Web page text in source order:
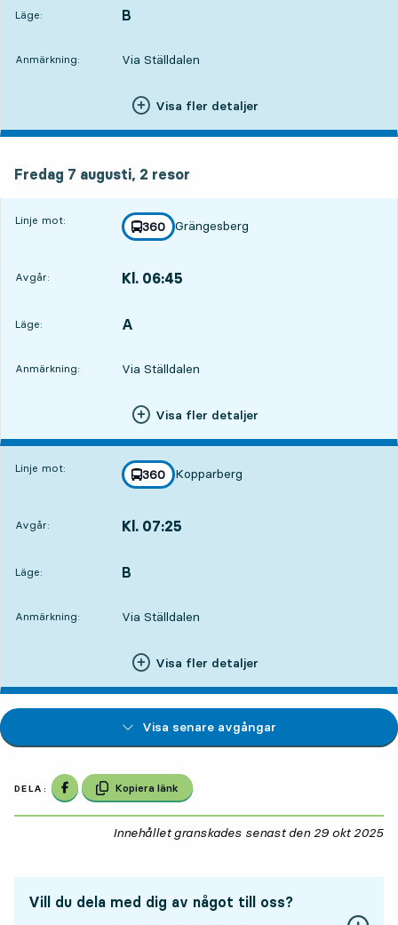
Läge:
LÄGE, B
,
Anmärkning: Via Ställdalen
Visa fler detaljer
Fredag 7 augusti, 2 resor
Linje mot: linje
360
mot
Grängesberg
,
Avgår: Kl. 06:45
Läge:
LÄGE, A
,
Anmärkning: Via Ställdalen
Visa fler detaljer
Linje mot: linje
360
mot
Kopparberg
,
Avgår: Kl. 07:25
Läge:
LÄGE, B
,
Anmärkning: Via Ställdalen
Visa fler detaljer
Visa senare avgångar
DELA: Dela på Facebook
Kopiera länk
Innehållet granskades senast den 29 okt 2025
Vill du dela med dig av något till oss?